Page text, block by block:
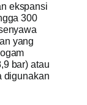
ekspansi
300
yang
bar) atau
digunakan